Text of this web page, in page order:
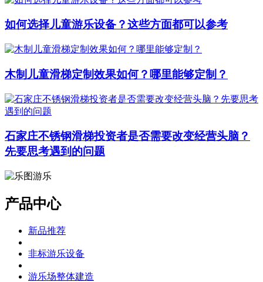
如何选择儿童游乐设备？这些方面都可以参考
木制儿童滑梯定制效果如何？哪里能够定制？
石家庄不锈钢滑梯投资者是否需要改变经营头脑？
先要思考遇到的问题
产品中心
新品推荐
非标游乐设备
游乐场整体建造